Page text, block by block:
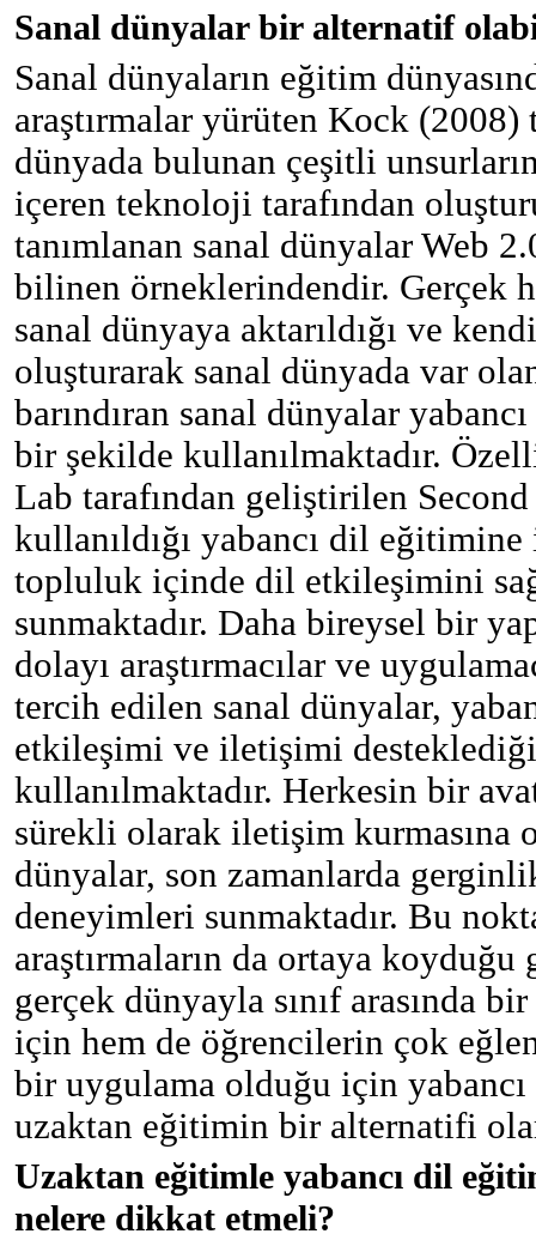
Sanal dünyalar bir alternatif
Sanal dünyaların eğitim
araştırmalar yürüten Kock (2008)
dünyada bulunan çeşitli
içeren teknoloji tarafından
tanımlanan sanal dünyalar Web
bilinen örneklerindendir. Gerçek
sanal dünyaya aktarıldığı ve
oluşturarak sanal dünyada var
barındıran sanal dünyalar
bir şekilde kullanılmaktadır.
Lab tarafından geliştirilen
kullanıldığı yabancı dil
topluluk içinde dil etkileşimini
sunmaktadır. Daha bireysel bir
dolayı araştırmacılar ve
tercih edilen sanal dünyalar,
etkileşimi ve iletişimi
kullanılmaktadır. Herkesin bir
sürekli olarak iletişim kurmasına
dünyalar, son zamanlarda
deneyimleri sunmaktadır. Bu
araştırmaların da ortaya
gerçek dünyayla sınıf arasında
için hem de öğrencilerin çok
bir uygulama olduğu için
uzaktan eğitimin bir alternatifi
Uzaktan eğitimle yabancı dil
nelere dikkat etmeli?